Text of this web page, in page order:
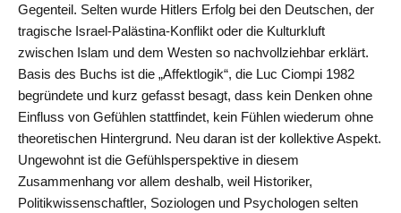
Gegenteil. Selten wurde Hitlers Erfolg bei den Deutschen, der
tragische Israel-Palästina-Konflikt oder die Kulturkluft
zwischen Islam und dem Westen so nachvollziehbar erklärt.
Basis des Buchs ist die „Affektlogik“, die Luc Ciompi 1982
begründete und kurz gefasst besagt, dass kein Denken ohne
Einfluss von Gefühlen stattfindet, kein Fühlen wiederum ohne
theoretischen Hintergrund. Neu daran ist der kollektive Aspekt.
Ungewohnt ist die Gefühlsperspektive in diesem
Zusammenhang vor allem deshalb, weil Historiker,
Politikwissenschaftler, Soziologen und Psychologen selten